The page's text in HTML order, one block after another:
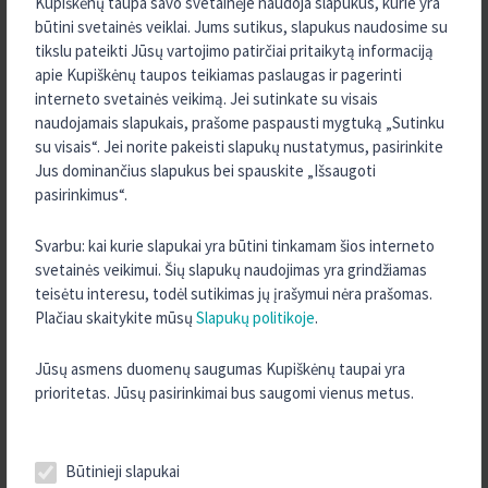
būtini svetainės veiklai. Jums sutikus, slapukus naudosime su
tikslu pateikti Jūsų vartojimo patirčiai pritaikytą informaciją
apie Kupiškėnų taupos teikiamas paslaugas ir pagerinti
interneto svetainės veikimą. Jei sutinkate su visais
naudojamais slapukais, prašome paspausti mygtuką „Sutinku
su visais“. Jei norite pakeisti slapukų nustatymus, pasirinkite
Jus dominančius slapukus bei spauskite „Išsaugoti
pasirinkimus“.
Svarbu: kai kurie slapukai yra būtini tinkamam šios interneto
svetainės veikimui. Šių slapukų naudojimas yra grindžiamas
teisėtu interesu, todėl sutikimas jų įrašymui nėra prašomas.
Plačiau skaitykite mūsų Slapukų politikoje.
Jūsų asmens duomenų saugumas Kupiškėnų taupai yra
prioritetas. Jūsų pasirinkimai bus saugomi vienus metus.
Būtinieji slapukai
2024 m. Gruodis
2024 m. Lapkritis
2024 m. Spalis
2024 m. Rugsėjis
2024 m. Rugpjūtis
2024 m. Liepa
2024 m. Balandis
2024 m. Kovas
2023 m. Rugpjūtis
2023 m. Sausis
2022 m. Gruodis
2022 m. Rugsėjis